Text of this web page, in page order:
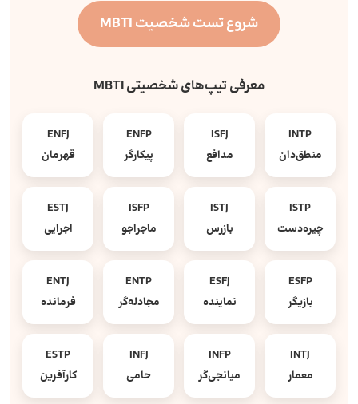
شروع تست شخصیت MBTI
معرفی تیپ‌های شخصیتی MBTI
INTP
منطق‌دان
ISFJ
مدافع
ENFP
پیکارگر
ENFJ
قهرمان
ISTP
چیره‌دست
ISTJ
بازرس
ISFP
ماجراجو
ESTJ
اجرایی
ESFP
بازیگر
ESFJ
نماینده
ENTP
مجادله‌گر
ENTJ
فرمانده
INTJ
معمار
INFP
میانجی‌گر
INFJ
حامی
ESTP
کارآفرین